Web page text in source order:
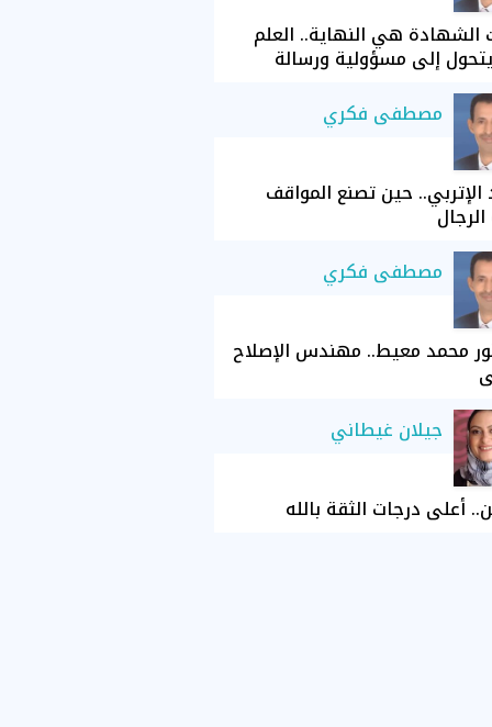
هي النهاية.. العلم
إلى مسؤولية ورسالة
مصطفى فكري
حين تصنع المواقف
مصطفى فكري
محمد معيط.. مهندس الإصلاح
جيلان غيطاني
أعلى درجات الثقة بالله